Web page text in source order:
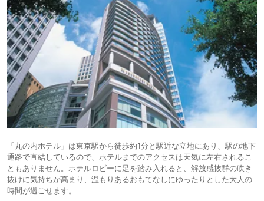
「丸の内ホテル」は東京駅から徒歩約1分と駅近な立地にあり、駅の地下
通路で直結しているので、ホテルまでのアクセスは天気に左右されるこ
ともありません。ホテルロビーに足を踏み入れると、解放感抜群の吹き
抜けに気持ちが高まり、温もりあるおもてなしにゆったりとした大人の
時間が過ごせます。